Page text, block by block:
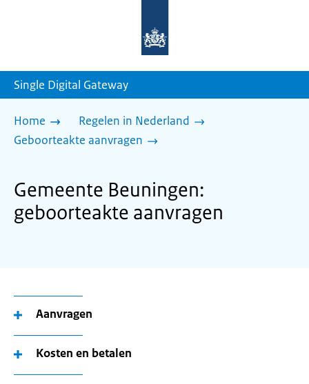
homepage
Single Digital Gateway
Home
Regelen in Nederland
Geboorteakte aanvragen
Gemeente Beuningen:
geboorteakte aanvragen
Aanvragen
Kosten en betalen